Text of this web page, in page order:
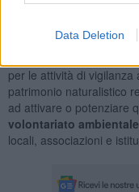
Data Deletion
“Con il Doa 2026 -
-
ruolo delle Guardie
per le attività di
patrimonio naturalistico
ad attivare o potenziare
volontariato ambientale
locali, associazioni e